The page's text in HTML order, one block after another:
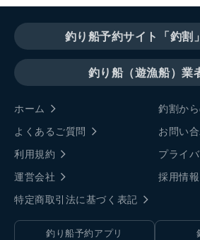
釣り船予約サイト「釣割
釣り船（遊漁船）業
ホーム
釣割か
よくあるご質問
お問い
利用規約
プライ
運営会社
採用情報
特定商取引法に基づく表記
釣り船予約アプリ